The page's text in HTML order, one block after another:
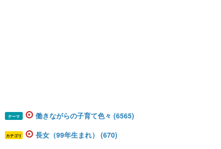
テーマ 働きながらの子育て色々 (6565)
カテゴリ 長女（99年生まれ） (670)